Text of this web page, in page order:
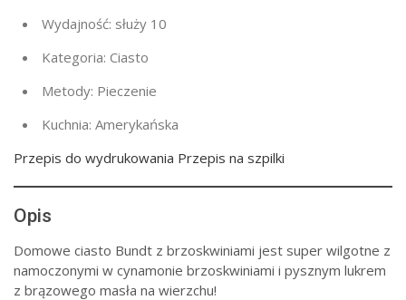
Wydajność: służy 10
Kategoria: Ciasto
Metody: Pieczenie
Kuchnia: Amerykańska
Przepis do wydrukowania Przepis na szpilki
Opis
Domowe ciasto Bundt z brzoskwiniami jest super wilgotne z
namoczonymi w cynamonie brzoskwiniami i pysznym lukrem
z brązowego masła na wierzchu!